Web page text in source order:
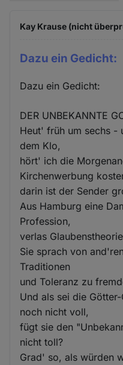
Kay Krause (nicht
Dazu ein Gedicht:
Dazu ein Gedicht:
DER UNBEKANNTE
Heut' früh um sechs -
dem Klo,
hört' ich die
Kirchenwerbung
darin ist der Sender
Aus Hamburg eine
Profession,
verlas
Sie sprach von
Traditionen
und Toleranz zu
Und als sei die
noch nicht voll,
fügt sie den
nicht toll?
Grad' so, als würden